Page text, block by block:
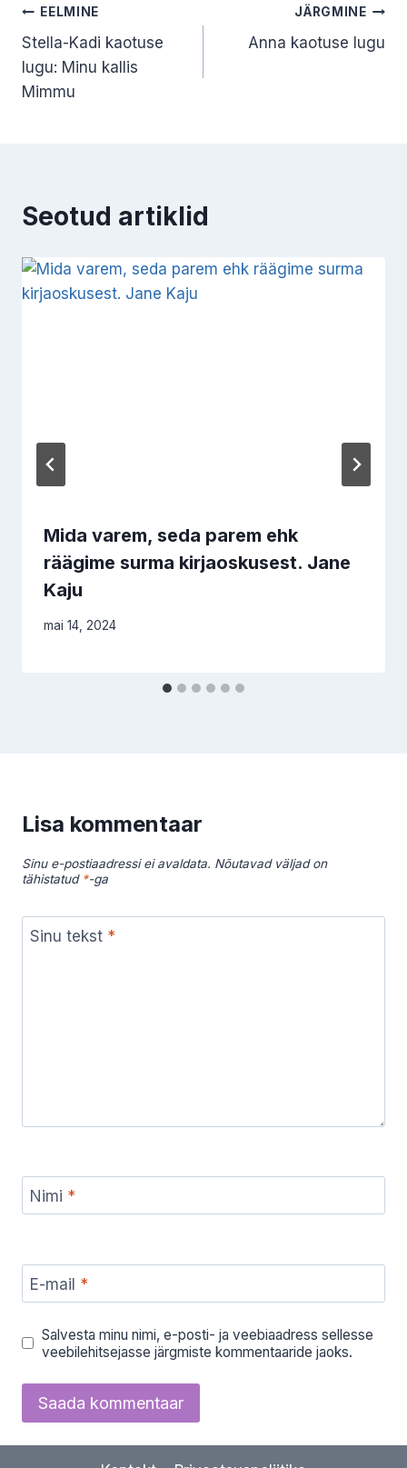
Navigeerimine
EELMINE
Stella-Kadi kaotuse
lugu: Minu kallis
Mimmu
JÄRGMINE
Anna kaotuse lugu
Seotud artiklid
Mida varem, seda parem ehk
räägime surma kirjaoskusest. Jane
Kaju
mai 14, 2024
Lisa kommentaar
Sinu e-postiaadressi ei avaldata. Nõutavad väljad on
tähistatud *-ga
Sinu tekst *
Nimi *
E-mail *
Salvesta minu nimi, e-posti- ja veebiaadress sellesse
veebilehitsejasse järgmiste kommentaaride jaoks.